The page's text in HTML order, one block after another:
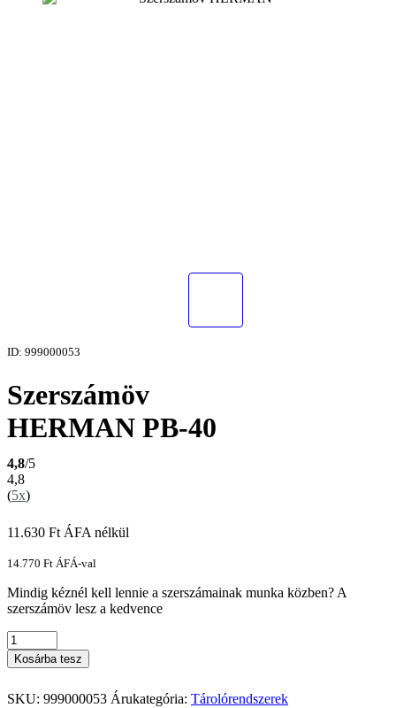
ID: 999000053
Szerszámöv
HERMAN PB-40
4,8/5
4,8
(5x)
11.630 Ft ÁFA nélkül
14.770 Ft ÁFÁ-val
Mindig kéznél kell lennie a szerszámainak munka közben? A
szerszámöv lesz a kedvence
Kosárba tesz
SKU: 999000053 Árukategória: Tárolórendszerek